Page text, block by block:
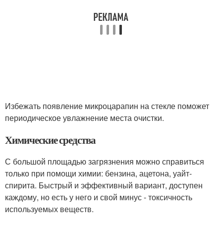
Избежать появление микроцарапин на стекле поможет
периодическое увлажнение места очистки.
Химические средства
С большой площадью загрязнения можно справиться
только при помощи химии: бензина, ацетона, уайт-
спирита. Быстрый и эффективный вариант, доступен
каждому, но есть у него и свой минус - токсичность
используемых веществ.